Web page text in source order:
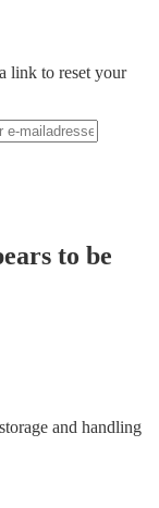
link to reset your
to be
and handling